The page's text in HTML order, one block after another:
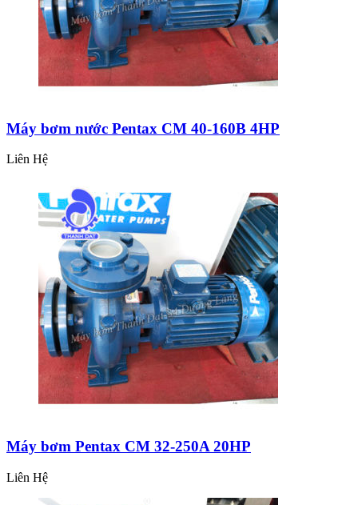
Máy bơm nước Pentax CM 40-160B 4HP
Liên Hệ
Máy bơm Pentax CM 32-250A 20HP
Liên Hệ